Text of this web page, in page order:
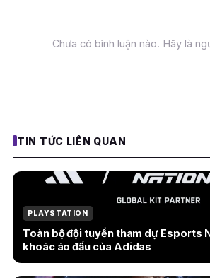
Chưa có bình luận nào. Hãy là
TIN TỨC LIÊN QUAN
PLAYSTATION
Toàn bộ đội tuyển tham dự Esports
khoác áo đấu của Adidas